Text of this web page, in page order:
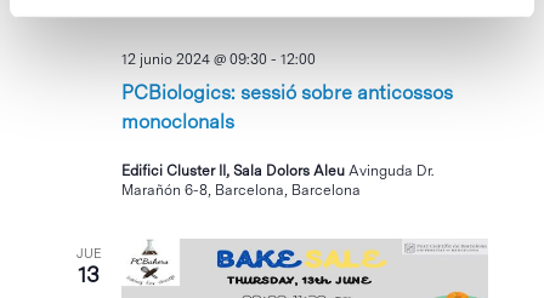
PCBiologics: sessió sobre anticossos
monoclonals
12 junio 2024 @ 09:30 -12:00
Edifici Cluster II, Sala Dolors AleuAvinguda Dr.
Marañón 6-8, Barcelona, Barcelona
JUE
13